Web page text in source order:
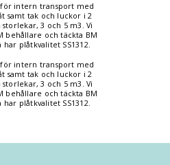
för intern transport med
samt tak och luckor i 2
3 och 5 m3. Vi
behållare och täckta BM
plåtkvalitet SS1312.
för intern transport med
samt tak och luckor i 2
3 och 5 m3. Vi
behållare och täckta BM
plåtkvalitet SS1312.